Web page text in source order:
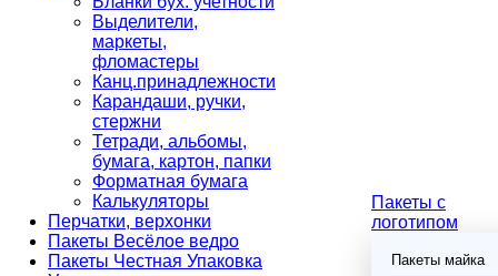
Выделители,
маркеты,
фломастеры
Канц.принадлежности
Карандаши, ручки,
стержни
Тетради, альбомы,
бумага, картон, папки
Форматная бумага
Калькуляторы
Перчатки, верхонки
Пакеты Весёлое ведро
Пакеты Честная Упаковка
Пакеты с
логотипом
Пакеты майка